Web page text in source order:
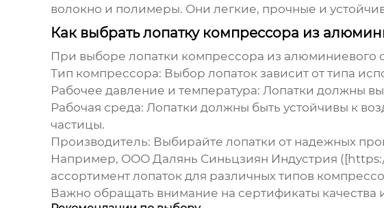
волокно и полимеры. Они легкие, прочные и
Как выбрать лопатку компрессора из
При выборе лопатки компрессора из алюминиевого
Тип компрессора: Выбор лопаток зависит от типа
Рабочее давление и температура: Лопатки должны
Рабочая среда: Лопатки должны быть устойчивы к
частицы.
Производитель: Выбирайте лопатки от надежных
Например, ООО Далянь Синьцзиян Индустрия
ассортимент лопаток для различных типов
Важно обращать внимание на сертификаты качества